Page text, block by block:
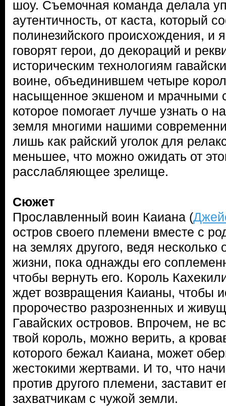
шоу. Съемочная команда делала
аутентичность, от каста, который
полинезийского происхождения, и
говорят герои, до декораций и
историческим технологиям
воине, объединившем четыре
насыщенное экшеном и мрачными
которое помогает лучше узнать о
земля многими нашими
лишь как райский уголок для
меньшее, что можно ожидать от
расслабляющее зрелище.
Сюжет
Прославленный воин Каиана (
остров своего племени вместе с
на землях другого, ведя несколько
жизни, пока однажды его
чтобы вернуть его. Король
ждет возвращения Каианы, чтобы
пророчество разрозненных и
Гавайских островов. Впрочем, не
твой король, можно верить, а
которого бежал Каиана, может
жестокими жертвами. И то, что
против другого племени, заставит
захватчикам с чужой земли.